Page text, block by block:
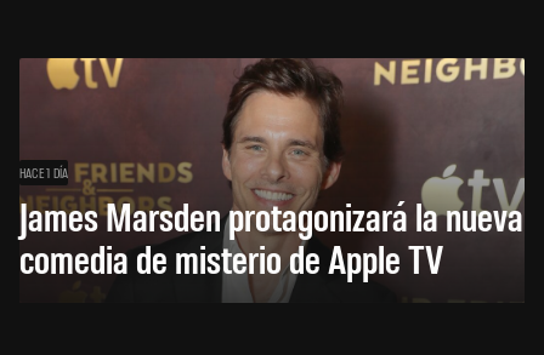
HACE 1 DÍA
James Marsden protagonizará la nueva
comedia de misterio de Apple TV